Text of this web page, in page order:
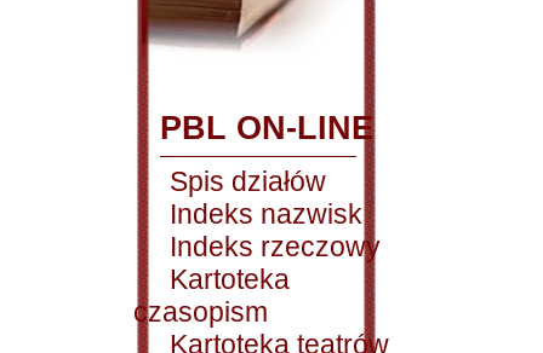
PBL ON-LINE
Spis działów
Indeks nazwisk
Indeks rzeczowy
Kartoteka
czasopism
Kartoteka teatrów